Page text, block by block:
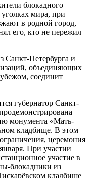
блокадного
мира, при
в родной город,
его, кто не пережил
Санкт-Петербурга и
объединяющих
соединит
губернатор Санкт-
монумента «Мать-
кладбище. В этом
церемония
При участии
участие в
блокадники из
кладбище